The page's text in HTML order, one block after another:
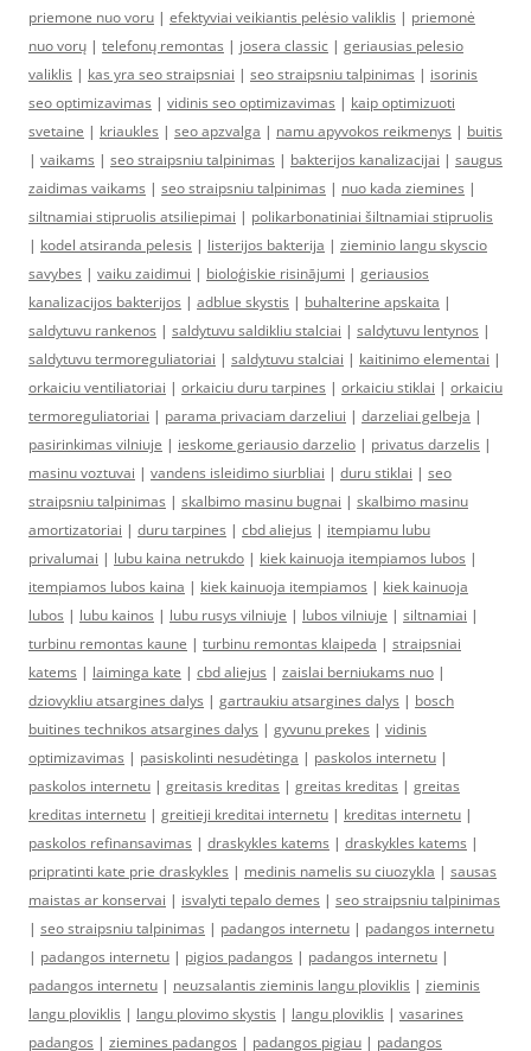
priemone nuo voru | efektyviai veikiantis pelėsio valiklis | priemonė
nuo vorų | telefonų remontas | josera classic | geriausias pelesio
valiklis | kas yra seo straipsniai | seo straipsniu talpinimas | isorinis
seo optimizavimas | vidinis seo optimizavimas | kaip optimizuoti
svetaine | kriaukles | seo apzvalga | namu apyvokos reikmenys | buitis
| vaikams | seo straipsniu talpinimas | bakterijos kanalizacijai | saugus
zaidimas vaikams | seo straipsniu talpinimas | nuo kada ziemines |
siltnamiai stipruolis atsiliepimai | polikarbonatiniai šiltnamiai stipruolis
| kodel atsiranda pelesis | listerijos bakterija | zieminio langu skyscio
savybes | vaiku zaidimui | bioloģiskie risinājumi | geriausios
kanalizacijos bakterijos | adblue skystis | buhalterine apskaita |
saldytuvu rankenos | saldytuvu saldikliu stalciai | saldytuvu lentynos |
saldytuvu termoreguliatoriai | saldytuvu stalciai | kaitinimo elementai |
orkaiciu ventiliatoriai | orkaiciu duru tarpines | orkaiciu stiklai | orkaiciu
termoreguliatoriai | parama privaciam darzeliui | darzeliai gelbeja |
pasirinkimas vilniuje | ieskome geriausio darzelio | privatus darzelis |
masinu voztuvai | vandens isleidimo siurbliai | duru stiklai | seo
straipsniu talpinimas | skalbimo masinu bugnai | skalbimo masinu
amortizatoriai | duru tarpines | cbd aliejus | itempiamu lubu
privalumai | lubu kaina netrukdo | kiek kainuoja itempiamos lubos |
itempiamos lubos kaina | kiek kainuoja itempiamos | kiek kainuoja
lubos | lubu kainos | lubu rusys vilniuje | lubos vilniuje | siltnamiai |
turbinu remontas kaune | turbinu remontas klaipeda | straipsniai
katems | laiminga kate | cbd aliejus | zaislai berniukams nuo |
dziovykliu atsargines dalys | gartraukiu atsargines dalys | bosch
buitines technikos atsargines dalys | gyvunu prekes | vidinis
optimizavimas | pasiskolinti nesudėtinga | paskolos internetu |
paskolos internetu | greitasis kreditas | greitas kreditas | greitas
kreditas internetu | greitieji kreditai internetu | kreditas internetu |
paskolos refinansavimas | draskykles katems | draskykles katems |
pripratinti kate prie draskykles | medinis namelis su ciuozykla | sausas
maistas ar konservai | isvalyti tepalo demes | seo straipsniu talpinimas
| seo straipsniu talpinimas | padangos internetu | padangos internetu
| padangos internetu | pigios padangos | padangos internetu |
padangos internetu | neuzsalantis zieminis langu ploviklis | zieminis
langu ploviklis | langu plovimo skystis | langu ploviklis | vasarines
padangos | ziemines padangos | padangos pigiau | padangos